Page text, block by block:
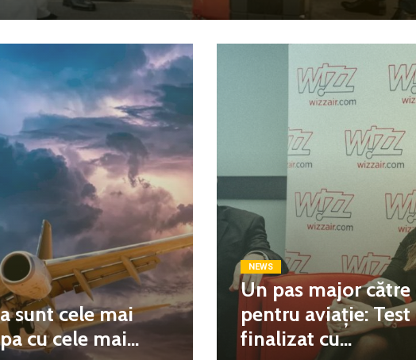
sunt cele mai
cu cele mai...
NEWS
Un pas major
pentru aviație:
finalizat cu...